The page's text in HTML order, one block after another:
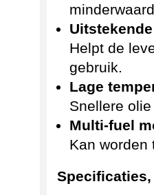
Helpt de
gebruik.
Lage
Snellere
Multi-fuel
Kan worden